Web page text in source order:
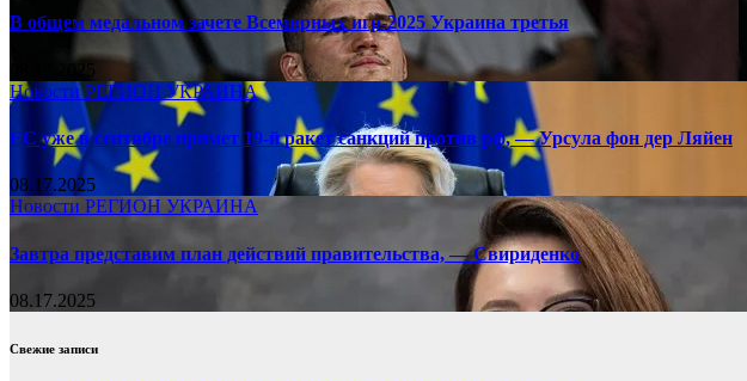
В общем медальном зачете Всемирных игр-2025 Украина третья
08.17.2025
НовостиРЕГИОНУКРАИНА
ЕС уже в сентябре примет 19-й ракет санкций против рф, — Урсула фон дер Ляйен
08.17.2025
Новости РЕГИОН УКРАИНА
Завтра представим план действий правительства, — Свириденко
08.17.2025
Свежие записи